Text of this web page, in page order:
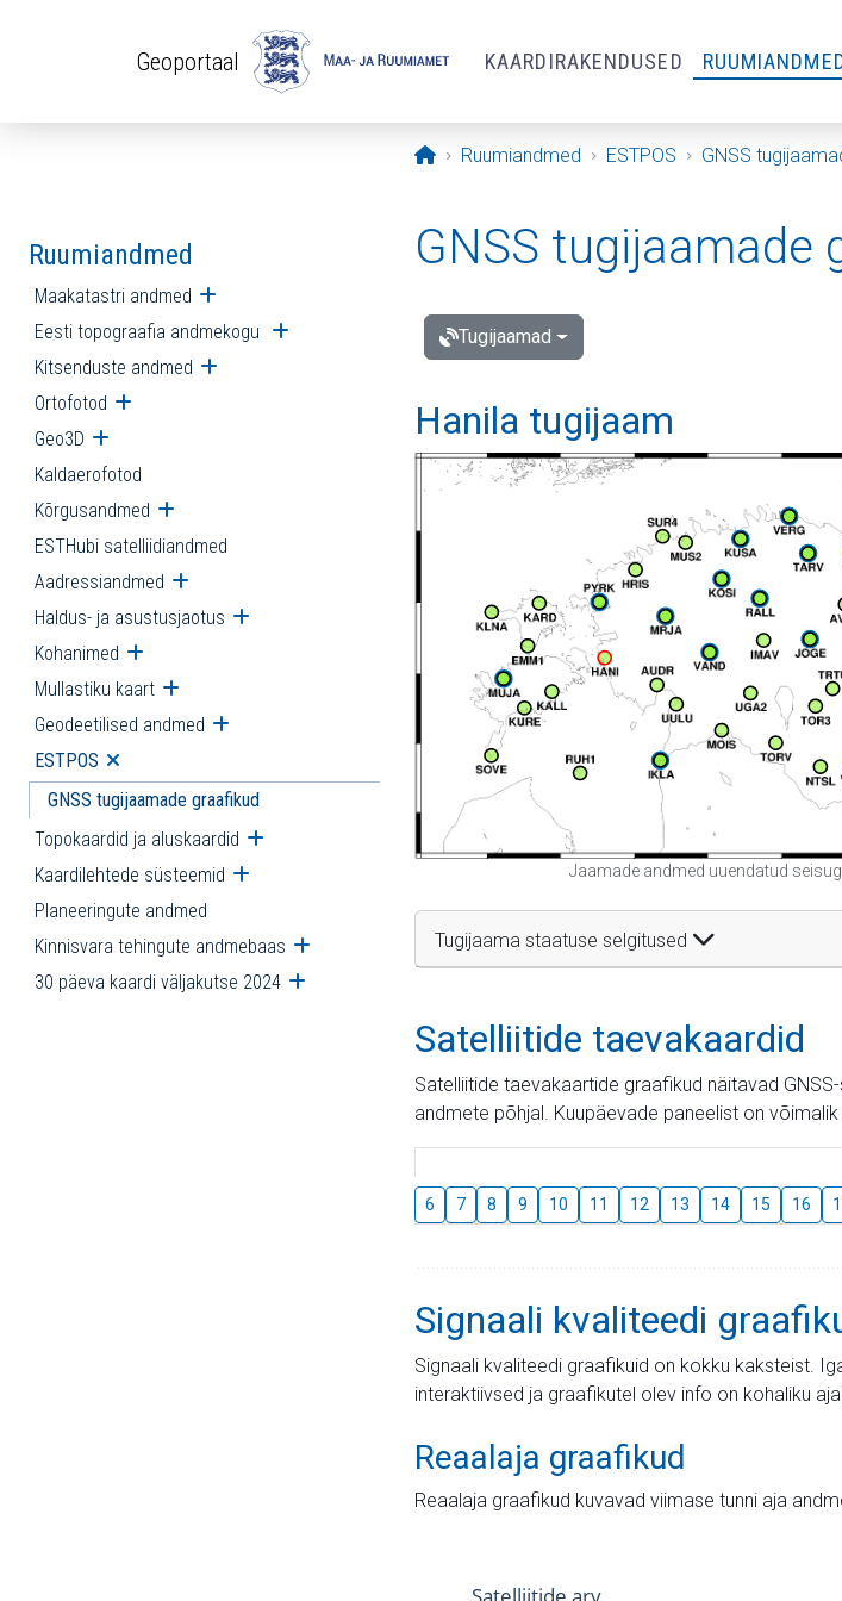
Geoportaal KAARDIRAKENDUSED
Avaleht
Ruumiandmed ESTPOS GNSS
Ruumiandmed
Maakatastri andmed Ava alammenüü
Eesti topograafia andmekogu Ava alammenüü
Kitsenduste andmed Ava alammenüü
Ortofotod Ava alammenüü
Geo3D Ava alammenüü
Kaldaerofotod
Kõrgusandmed Ava alammenüü
ESTHubi satelliidiandmed
Aadressiandmed Ava alammenüü
Haldus- ja asustusjaotus Ava alammenüü
Kohanimed Ava alammenüü
Mullastiku kaart Ava alammenüü
Geodeetilised andmed Ava alammenüü
ESTPOS Ava alammenüü
GNSS tugijaamade graafikud
Topokaardid ja aluskaardid Ava alammenüü
Kaardilehtede süsteemid Ava alammenüü
Planeeringute andmed
Kinnisvara tehingute andmebaas Ava alammenüü
30 päeva kaardi väljakutse 2024 Ava alammenüü
GNSS tugijaamade
Tugijaamad
Hanila tugijaam
Jaamade andmed uuendatud
Tugijaama staatuse selgitused
Satelliitide taevakaardid
Satelliitide taevakaartide graafikud näitavad
andmete põhjal. Kuupäevade paneelist on
6 7 8 9 10 11 12 13 14 15 16
Signaali kvaliteedi
Signaali kvaliteedi graafikuid on kokku kaksteist.
interaktiivsed ja graafikutel olev info on kohaliku aja
Reaalaja graafikud
Reaalaja graafikud kuvavad viimase tunni aja